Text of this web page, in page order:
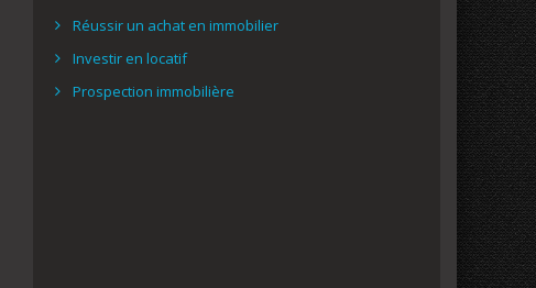
Réussir un achat en immobilier
Investir en locatif
Prospection immobilière